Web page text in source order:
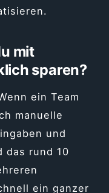
mit
sparen?
ein Team
manuelle
und
das rund 10
ein ganzer